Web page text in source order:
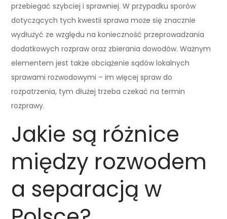
przebiegać szybciej i sprawniej. W przypadku sporów
dotyczących tych kwestii sprawa może się znacznie
wydłużyć ze względu na konieczność przeprowadzania
dodatkowych rozpraw oraz zbierania dowodów. Ważnym
elementem jest także obciążenie sądów lokalnych
sprawami rozwodowymi – im więcej spraw do
rozpatrzenia, tym dłużej trzeba czekać na termin
rozprawy.
Jakie są różnice
między rozwodem
a separacją w